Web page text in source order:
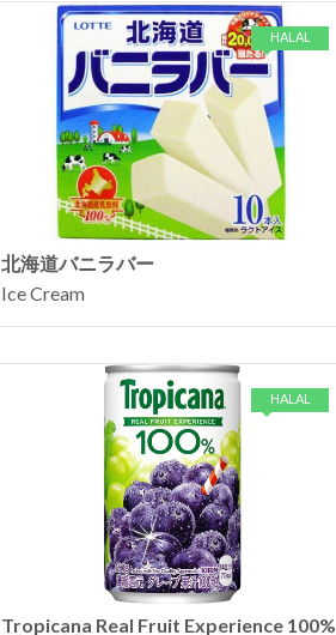
HALAL
北海道バニラバー
Ice Cream
HALAL
Tropicana Real Fruit Experience 100%